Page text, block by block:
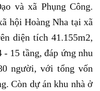
và xã Phụng Công.
hội Hoàng Nha tại xã
diện tích 41.155m2,
15 tầng, đáp ứng nhu
người, với tổng vốn
Còn dự án khu nhà ở